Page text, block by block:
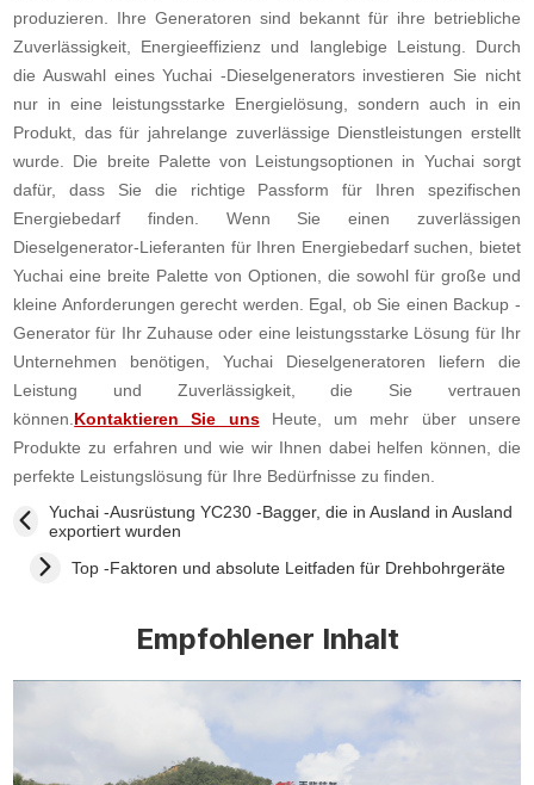
produzieren. Ihre Generatoren sind bekannt für ihre betriebliche
Zuverlässigkeit, Energieeffizienz und langlebige Leistung. Durch
die Auswahl eines Yuchai -Dieselgenerators investieren Sie nicht
nur in eine leistungsstarke Energielösung, sondern auch in ein
Produkt, das für jahrelange zuverlässige Dienstleistungen erstellt
wurde. Die breite Palette von Leistungsoptionen in Yuchai sorgt
dafür, dass Sie die richtige Passform für Ihren spezifischen
Energiebedarf finden. Wenn Sie einen zuverlässigen
Dieselgenerator-Lieferanten für Ihren Energiebedarf suchen, bietet
Yuchai eine breite Palette von Optionen, die sowohl für große und
kleine Anforderungen gerecht werden. Egal, ob Sie einen Backup -
Generator für Ihr Zuhause oder eine leistungsstarke Lösung für Ihr
Unternehmen benötigen, Yuchai Dieselgeneratoren liefern die
Leistung und Zuverlässigkeit, die Sie vertrauen
können. Kontaktieren Sie unsHeute, um mehr über unsere
Produkte zu erfahren und wie wir Ihnen dabei helfen können, die
perfekte Leistungslösung für Ihre Bedürfnisse zu finden.
Yuchai -Ausrüstung YC230 -Bagger, die in Ausland in Ausland
exportiert wurden
Top -Faktoren und absolute Leitfaden für Drehbohrgeräte
Empfohlener Inhalt